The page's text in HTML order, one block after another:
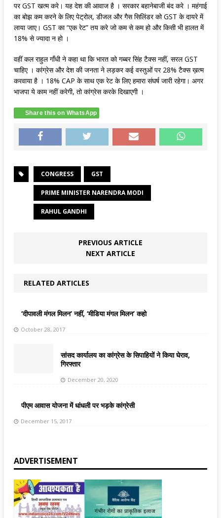
पर GST खत्म करे। यह देश की आवाज है । सरकार बहानेबाजी बंद करे । महंगाई
का बोझ कम करने के लिए पेट्रोल, डीजल और गैस सिलिंडर को GST के दायरे में
लाया जाए। GST का “एक रेट” तय करे जो कम से कम हो और किसी भी हालत में
18% से ज्यादा न हो ।
वहीं कल राहुल गाँधी ने कहा था कि भारत को गब्बर सिंह टैक्स नहीं, सरल GST
चाहिए । कांग्रेस और देश की जनता ने लड़कर कई वस्तुओं पर 28% टैक्स ख़त्म
करवाया है । 18% CAP के साथ एक रेट के लिए हमारा संघर्ष जारी रहेगा। अगर
भाजपा ये काम नहीं करेगी, तो कांग्रेस करके दिखाएगी ।
Share this on WhatsApp
CONGRESS GST
PRIME MINISTER NARENDRA MODI
RAHUL GANDHI
PREVIOUS ARTICLE
NEXT ARTICLE
RELATED ARTICLES
‘दीपावली मंगल मिलन’ नहीं, ‘मीडिया मंगल मिलन’ कहो
October 28, 2017
सांसद कार्यालय का कांग्रेस के सिपाहियों ने किया घेराव,
गिरफ्तार
December 20, 2020
पीएम आवास योजना में धांधली पर भड़के कांग्रेसी
December 15, 2017
ADVERTISEMENT